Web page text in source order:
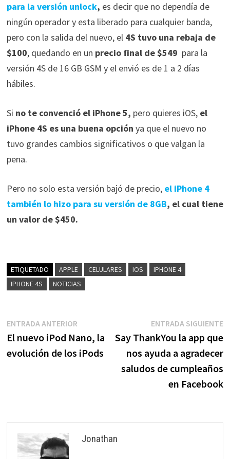
para la versión unlock, es decir que no dependía de
ningún operador y esta liberado para cualquier banda,
pero con la salida del nuevo, el 4S tuvo una rebaja de
$100, quedando en un precio final de $549 para la
versión 4S de 16 GB GSM y el envió es de 1 a 2 días
hábiles.
Si no te convenció el iPhone 5, pero quieres iOS,el
iPhone 4S es una buena opción ya que el nuevo no
tuvo grandes cambios significativos o que valgan la
pena.
Pero no solo esta versión bajó de precio, el iPhone 4
también lo hizo para su versión de 8GB, el cual tiene
un valor de $450.
ETIQUETADO APPLE CELULARES IOS
IPHONE 4
IPHONE 4S
NOTICIAS
Navegación
de
ENTRADA ANTERIOREntrada
anterior:
El nuevo iPod Nano, la
evolución de los iPods
ENTRADA SIGUIENTE
Say ThankYou la app que
nos ayuda a agradecer
saludos de cumpleaños
en Facebook
Jonathan